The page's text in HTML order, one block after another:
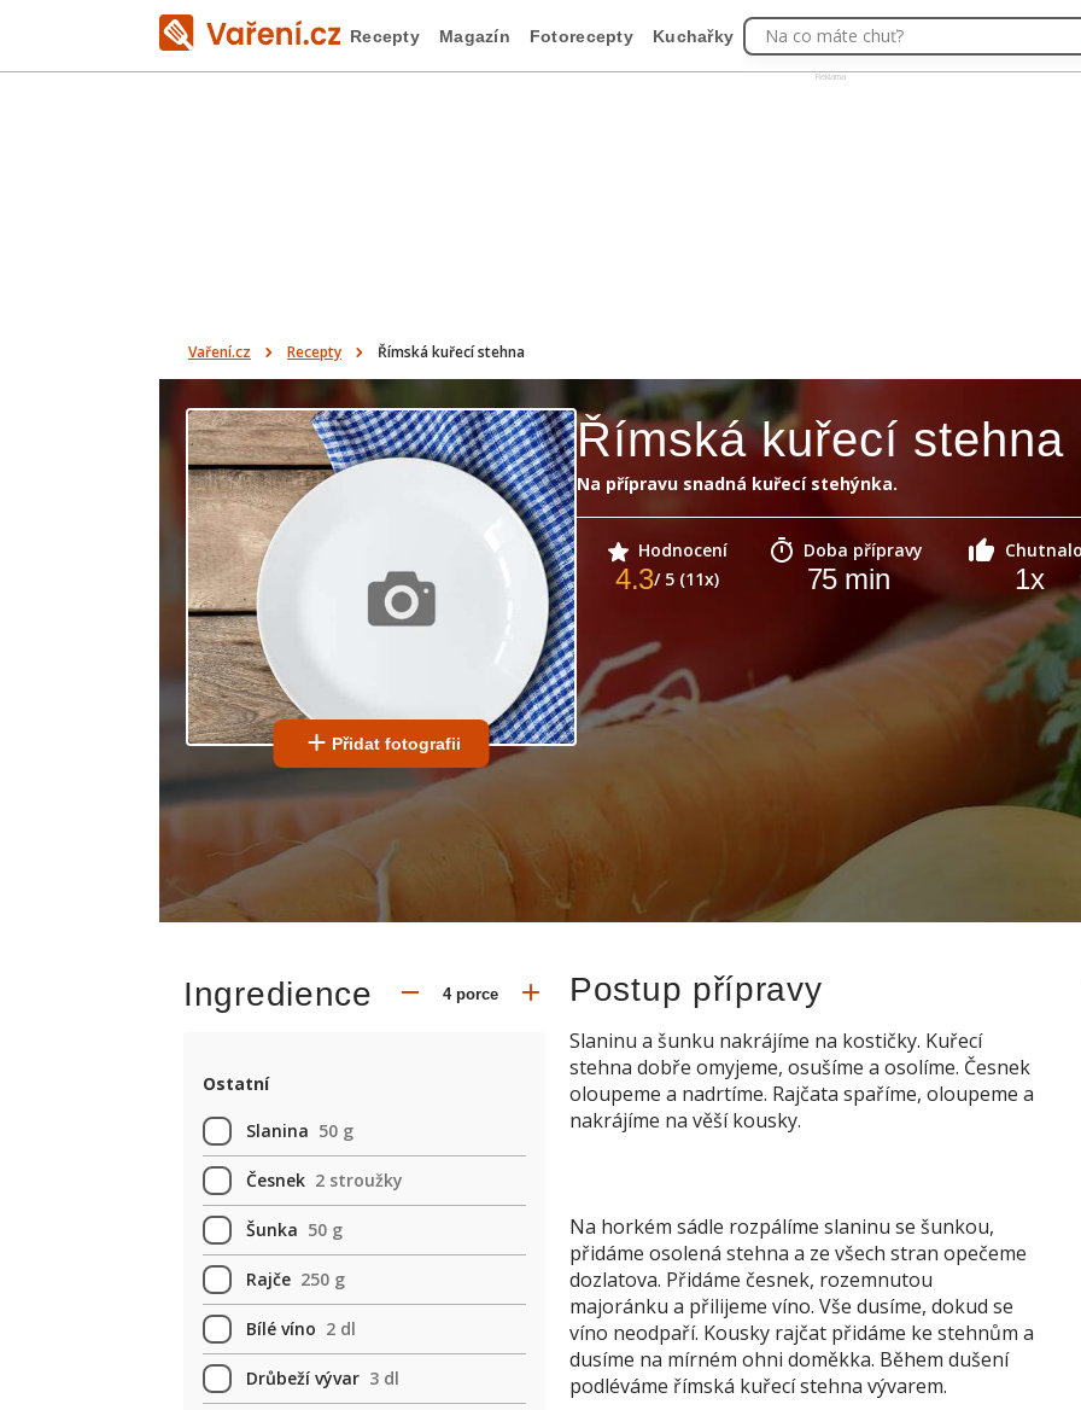
Reklama
Recepty Magazín Fotorecepty Kuchařky Na co máte chuť?
Vaření.cz Recepty Římská kuřecí stehna
Přidat fotografii
Římská kuřecí stehna
Na přípravu snadná kuřecí stehýnka.
Hodnocení
4.3/ 5 (11x)
Doba přípravy
75min
Chutnalo
1x
Ingredience
Ostatní
Slanina 50 g
Česnek 2 stroužky
Šunka 50 g
Rajče 250 g
Bílé víno 2 dl
Drůbeží vývar 3 dl
Postup přípravy
Slaninu a šunku nakrájíme na kostičky. Kuřecí
stehna dobře omyjeme, osušíme a osolíme. Česnek
oloupeme a nadrtíme. Rajčata spaříme, oloupeme a
nakrájíme na věší kousky.
Na horkém sádle rozpálíme slaninu se šunkou,
přidáme osolená stehna a ze všech stran opečeme
dozlatova. Přidáme česnek, rozemnutou
majoránku a přilijeme víno. Vše dusíme, dokud se
víno neodpaří. Kousky rajčat přidáme ke stehnům a
dusíme na mírném ohni doměkka. Během dušení
podléváme římská kuřecí stehna vývarem.